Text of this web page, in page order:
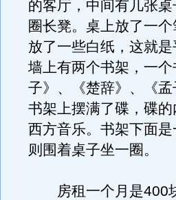
的客厅，中间有几张
圈长凳。桌上放了一
放了一些白纸，这就
墙上有两个书架，一
子》、《楚辞》、《
书架上摆满了碟，碟
西方音乐。书架下面
则围着桌子坐一圈。
房租一个月是400块